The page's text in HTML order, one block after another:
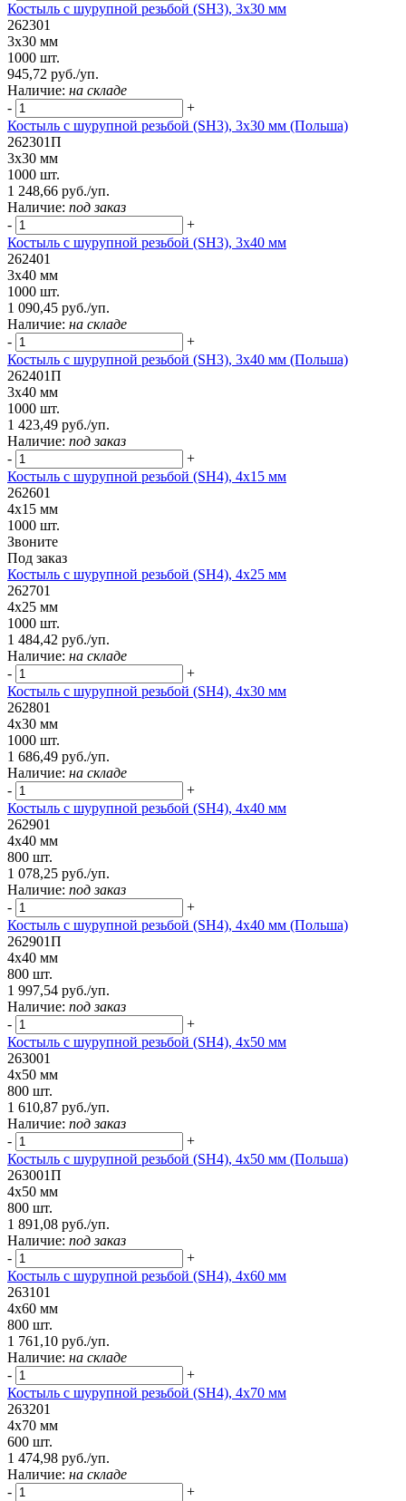
Костыль с шурупной резьбой (SH3), 3х30 мм
262301
3х30 мм
1000 шт.
945,72 руб./уп.
Наличие: на складе
-
+
Костыль с шурупной резьбой (SH3), 3х30 мм (Польша)
262301П
3х30 мм
1000 шт.
1 248,66 руб./уп.
Наличие: под заказ
-
+
Костыль с шурупной резьбой (SH3), 3х40 мм
262401
3х40 мм
1000 шт.
1 090,45 руб./уп.
Наличие: на складе
-
+
Костыль с шурупной резьбой (SH3), 3х40 мм (Польша)
262401П
3х40 мм
1000 шт.
1 423,49 руб./уп.
Наличие: под заказ
-
+
Костыль с шурупной резьбой (SH4), 4х15 мм
262601
4х15 мм
1000 шт.
Звоните
Под заказ
Костыль с шурупной резьбой (SH4), 4х25 мм
262701
4х25 мм
1000 шт.
1 484,42 руб./уп.
Наличие: на складе
-
+
Костыль с шурупной резьбой (SH4), 4х30 мм
262801
4х30 мм
1000 шт.
1 686,49 руб./уп.
Наличие: на складе
-
+
Костыль с шурупной резьбой (SH4), 4х40 мм
262901
4х40 мм
800 шт.
1 078,25 руб./уп.
Наличие: под заказ
-
+
Костыль с шурупной резьбой (SH4), 4х40 мм (Польша)
262901П
4х40 мм
800 шт.
1 997,54 руб./уп.
Наличие: под заказ
-
+
Костыль с шурупной резьбой (SH4), 4х50 мм
263001
4х50 мм
800 шт.
1 610,87 руб./уп.
Наличие: под заказ
-
+
Костыль с шурупной резьбой (SH4), 4х50 мм (Польша)
263001П
4х50 мм
800 шт.
1 891,08 руб./уп.
Наличие: под заказ
-
+
Костыль с шурупной резьбой (SH4), 4х60 мм
263101
4х60 мм
800 шт.
1 761,10 руб./уп.
Наличие: на складе
-
+
Костыль с шурупной резьбой (SH4), 4х70 мм
263201
4х70 мм
600 шт.
1 474,98 руб./уп.
Наличие: на складе
-
+